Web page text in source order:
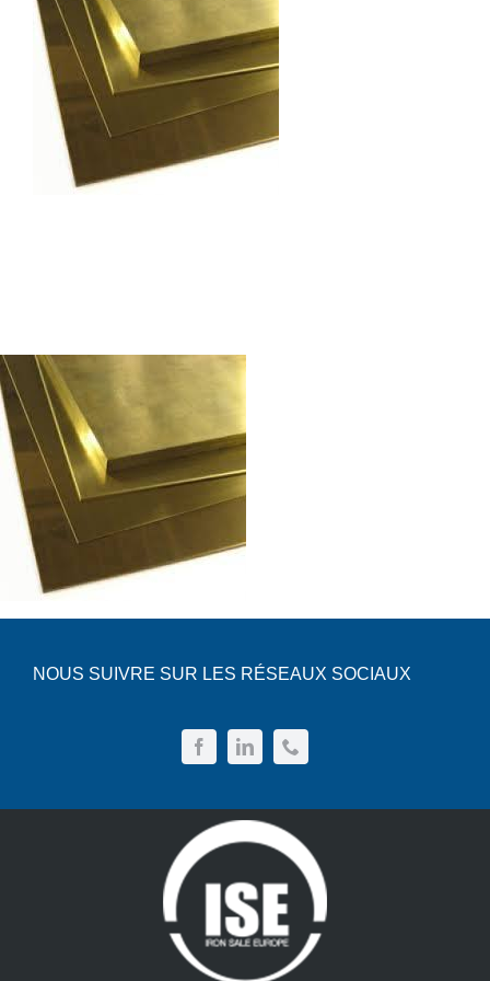
Autres produits
Boulonnerie spéciale
Français
Nederlands
NOUS SUIVRE SUR LES RÉSEAUX SOCIAUX